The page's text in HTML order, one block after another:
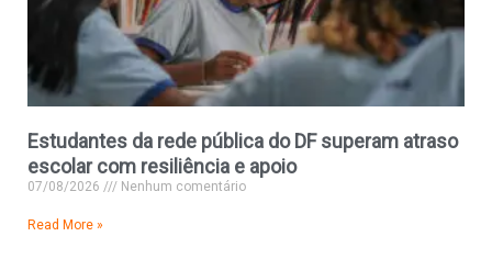
Estudantes da rede pública do DF superam atraso
escolar com resiliência e apoio
07/08/2026 Nenhum comentário
Read More »